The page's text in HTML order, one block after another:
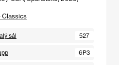
Classics
sál 527
6P3